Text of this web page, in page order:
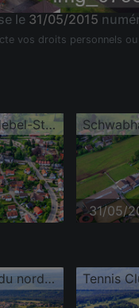
le 31/05/2015
vos droits personnels
Johann-Peter-Hebel-Straße
31/05/
Vue d'une ville du nord de la Forêt-Noire depuis le nord